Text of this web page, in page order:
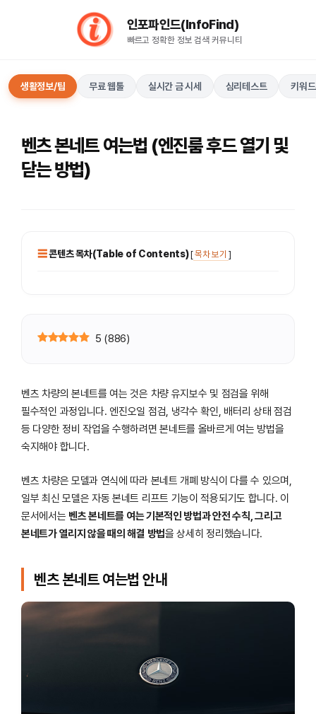
인포파인드(InfoFind)​​​​
빠르고 정확한 정보 검색 커뮤니티
생활정보/팁 무료 웹툴 실시간 금 시세 심리테스트 키워
벤츠 본네트 여는법 (엔진룸 후드 열기 및
닫는 방법)
콘텐츠 목차(Table of Contents)[목차 보기 ]
5 (886)
벤츠 차량의 본네트를 여는 것은 차량 유지보수 및 점검을 위해
필수적인 과정입니다. 엔진오일 점검, 냉각수 확인, 배터리 상태 점검
등 다양한 정비 작업을 수행하려면 본네트를 올바르게 여는 방법을
숙지해야 합니다.
벤츠 차량은 모델과 연식에 따라 본네트 개폐 방식이 다를 수 있으며,
일부 최신 모델은 자동 본네트 리프트 기능이 적용되기도 합니다. 이
문서에서는 벤츠 본네트를 여는 기본적인 방법과 안전 수칙, 그리고
본네트가 열리지 않을 때의 해결 방법을 상세히 정리했습니다.
벤츠 본네트 여는법 안내